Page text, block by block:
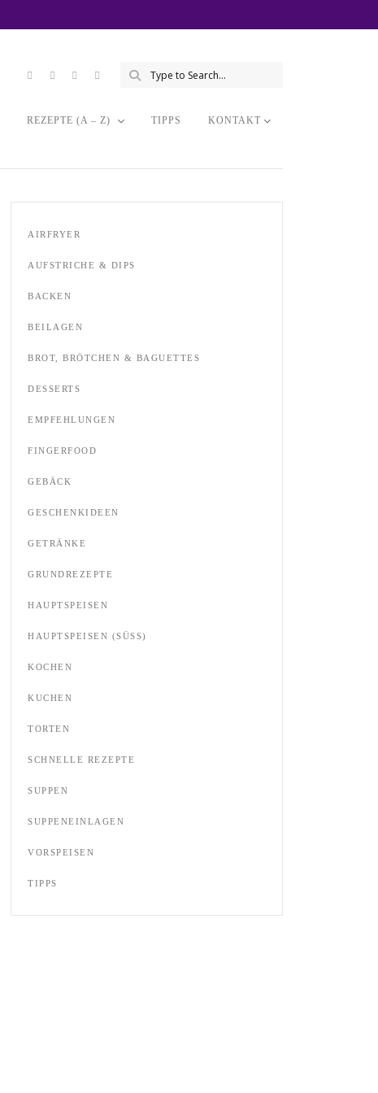
REZEPTE (A – Z) TIPPS KONTAKT
AIRFRYER
AUFSTRICHE & DIPS
BACKEN
BEILAGEN
BROT, BRÖTCHEN & BAGUETTES
DESSERTS
EMPFEHLUNGEN
FINGERFOOD
GEBÄCK
GESCHENKIDEEN
GETRÄNKE
GRUNDREZEPTE
HAUPTSPEISEN
HAUPTSPEISEN (SÜSS)
KOCHEN
KUCHEN
TORTEN
SCHNELLE REZEPTE
SUPPEN
SUPPENEINLAGEN
VORSPEISEN
TIPPS